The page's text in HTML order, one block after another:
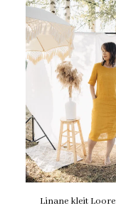
Linane kleit Loore